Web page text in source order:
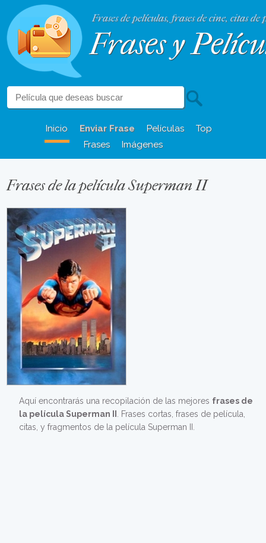
Frases de películas, frases de cine, citas de
Frases y
Inicio Enviar Frase Películas
Top
Frases
Imágenes
Frases de la película Superman II
Aquí encontrarás una recopilación de las mejores frases de
la película Superman II
. Frases cortas, frases de película,
citas, y fragmentos de la película Superman II.